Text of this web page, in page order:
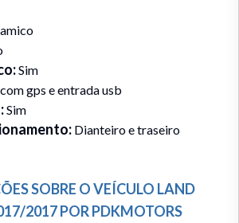
:Sim
gps e entrada usb
:Sim
: Dianteiro e traseiro
SOBRE O VEÍCULO LAND
2017PORPDKMOTORS